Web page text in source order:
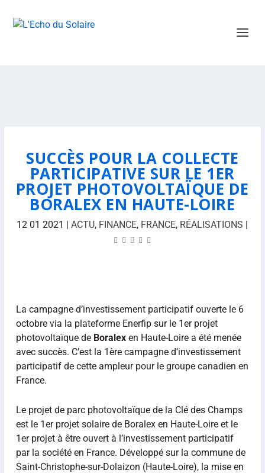
SUCCÈS POUR LA COLLECTE
PARTICIPATIVE SUR LE 1ER
PROJET PHOTOVOLTAÏQUE DE
BORALEX EN HAUTE-LOIRE
12 01 2021 |ACTU, FINANCE, FRANCE, RÉALISATIONS |
La campagne d’investissement participatif ouverte le 6
octobre via la plateforme Enerfip sur le 1er projet
photovoltaïque de Boralexen Haute-Loire a été menée
avec succès. C’est la 1ère campagne d’investissement
participatif de cette ampleur pour le groupe canadien en
France.
Le projet de parc photovoltaïque de la Clé des Champs
est le 1er projet solaire de Boralex en Haute-Loire et le
1er projet à être ouvert à l’investissement participatif
par la société en France. Développé sur la commune de
Saint-Christophe-sur-Dolaizon (Haute-Loire), la mise en